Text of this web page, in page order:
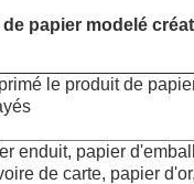
papier modelé
le produit de
enduit, papier
de carte, papier